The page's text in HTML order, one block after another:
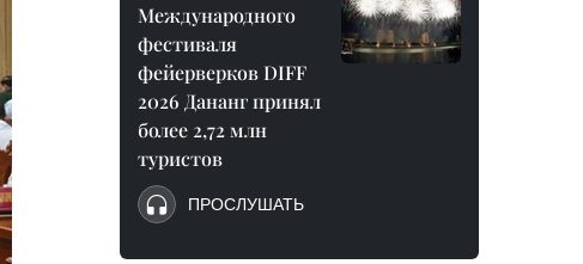
Международного
фестиваля
фейерверков DIFF
2026 Дананг принял
более 2,72 млн
туристов
ПРОСЛУШАТЬ